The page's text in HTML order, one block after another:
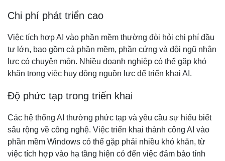
Chi phí phát triển cao
Việc tích hợp AI vào phần mềm thường đòi hỏi chi phí đầu
tư lớn, bao gồm cả phần mềm, phần cứng và đội ngũ nhân
lực có chuyên môn. Nhiều doanh nghiệp có thể gặp khó
khăn trong việc huy động nguồn lực để triển khai AI.
Độ phức tạp trong triển khai
Các hệ thống AI thường phức tạp và yêu cầu sự hiểu biết
sâu rộng về công nghệ. Việc triển khai thành công AI vào
phần mềm Windows có thể gặp phải nhiều khó khăn, từ
việc tích hợp vào hạ tầng hiện có đến việc đảm bảo tính